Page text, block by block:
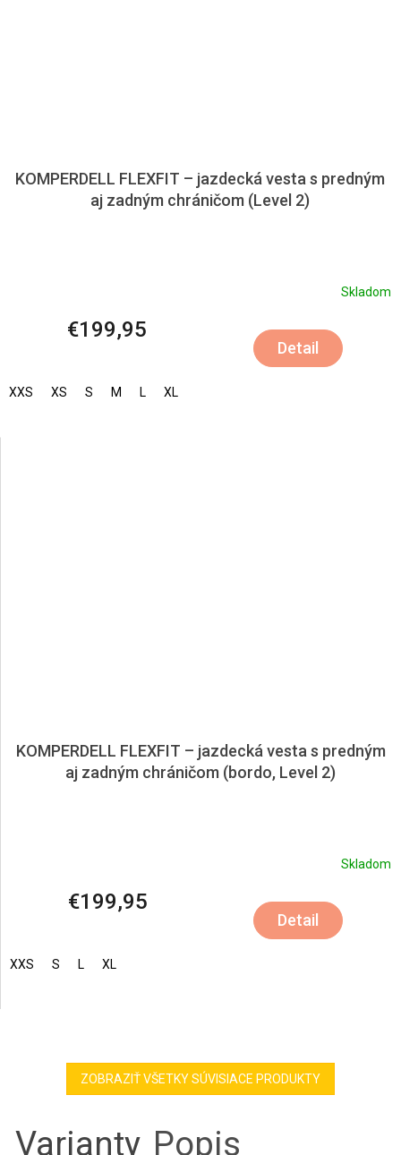
KOMPERDELL FLEXFIT – jazdecká vesta s predným
aj zadným chráničom (Level 2)
Skladom
€199,95
Detail
XXS XS S M L XL
KOMPERDELL FLEXFIT – jazdecká vesta s predným
aj zadným chráničom (bordo, Level 2)
Skladom
€199,95
Detail
XXS S L XL
ZOBRAZIŤ VŠETKY SÚVISIACE PRODUKTY
Varianty Popis